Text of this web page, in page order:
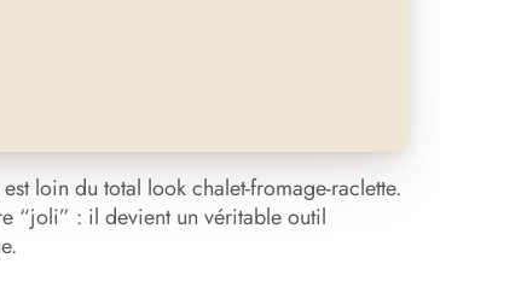
loin du total look chalet-fromage-raclette.
“joli” : il devient un véritable outil